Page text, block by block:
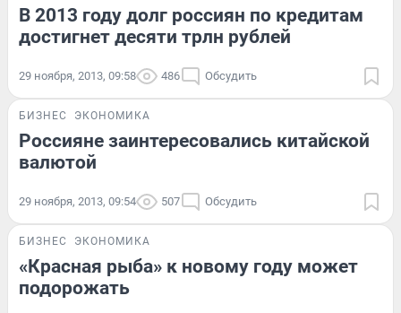
В 2013 году долг россиян по кредитам
достигнет десяти трлн рублей
29 ноября, 2013, 09:58 486 Обсудить
БИЗНЕС ЭКОНОМИКА
Россияне заинтересовались китайской
валютой
29 ноября, 2013, 09:54 507 Обсудить
БИЗНЕС ЭКОНОМИКА
«Красная рыба» к новому году может
подорожать